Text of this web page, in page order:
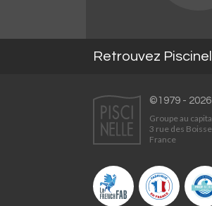
Retrouvez
©1979 -
Groupe au
3 rue des
France